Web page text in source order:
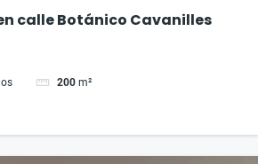
calle Botánico Cavanilles
200 m²